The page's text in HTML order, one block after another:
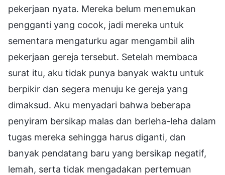
pekerjaan nyata. Mereka belum menemukan
pengganti yang cocok, jadi mereka untuk
sementara mengaturku agar mengambil alih
pekerjaan gereja tersebut. Setelah membaca
surat itu, aku tidak punya banyak waktu untuk
berpikir dan segera menuju ke gereja yang
dimaksud. Aku menyadari bahwa beberapa
penyiram bersikap malas dan berleha-leha dalam
tugas mereka sehingga harus diganti, dan
banyak pendatang baru yang bersikap negatif,
lemah, serta tidak mengadakan pertemuan